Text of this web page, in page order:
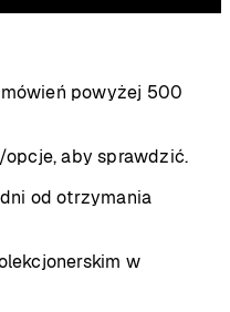
powyżej 500
aby sprawdzić.
od otrzymania
w